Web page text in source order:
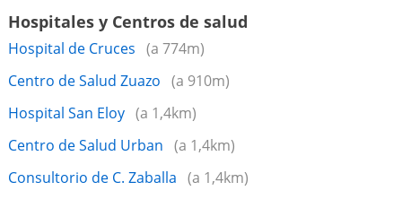
Hospitales y Centros de salud
Hospital de Cruces (a 774m)
Centro de Salud Zuazo (a 910m)
Hospital San Eloy (a 1,4km)
Centro de Salud Urban (a 1,4km)
Consultorio de C. Zaballa (a 1,4km)